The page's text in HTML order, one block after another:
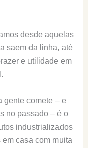
desde aquelas
saem da linha, até
e utilidade em
gente comete – e
no passado – é o
industrializados
casa com muita